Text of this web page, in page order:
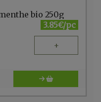
bio 250g
3.85€/pc
+